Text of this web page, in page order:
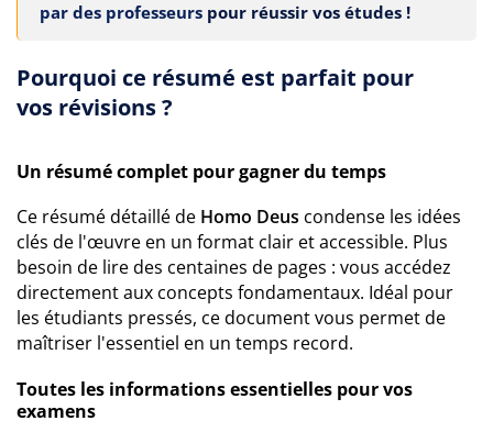
par des professeurs pour réussir vos études !
Pourquoi ce résumé est parfait pour
vos révisions ?
Un résumé complet pour gagner du temps
Ce résumé détaillé de Homo Deus condense les idées
clés de l'œuvre en un format clair et accessible. Plus
besoin de lire des centaines de pages : vous accédez
directement aux concepts fondamentaux. Idéal pour
les étudiants pressés, ce document vous permet de
maîtriser l'essentiel en un temps record.
Toutes les informations essentielles pour vos
examens